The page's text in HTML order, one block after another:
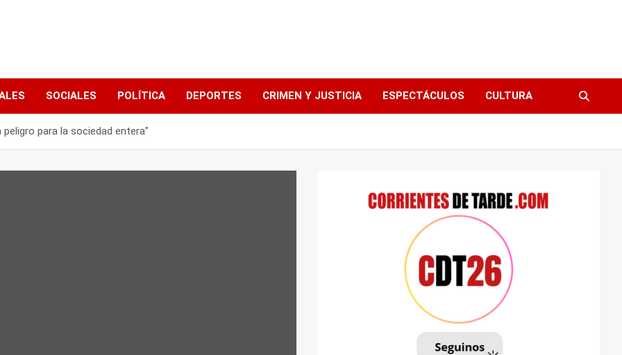
SOCIALES POLÍTICA DEPORTES CRIMEN Y JUSTICIA ESPECTÁCULOS CULTURA
para la sociedad entera”